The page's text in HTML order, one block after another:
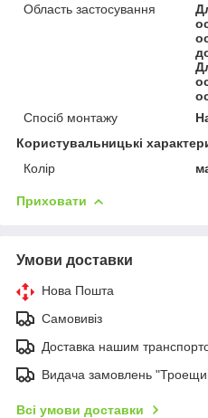
Область застосування
Спосіб монтажу
Користувальницькі
Колір
Приховати
Умови доставки
Нова Пошта
Самовивіз
Доставка нашим
Видача замовлень
Всі умови доставки